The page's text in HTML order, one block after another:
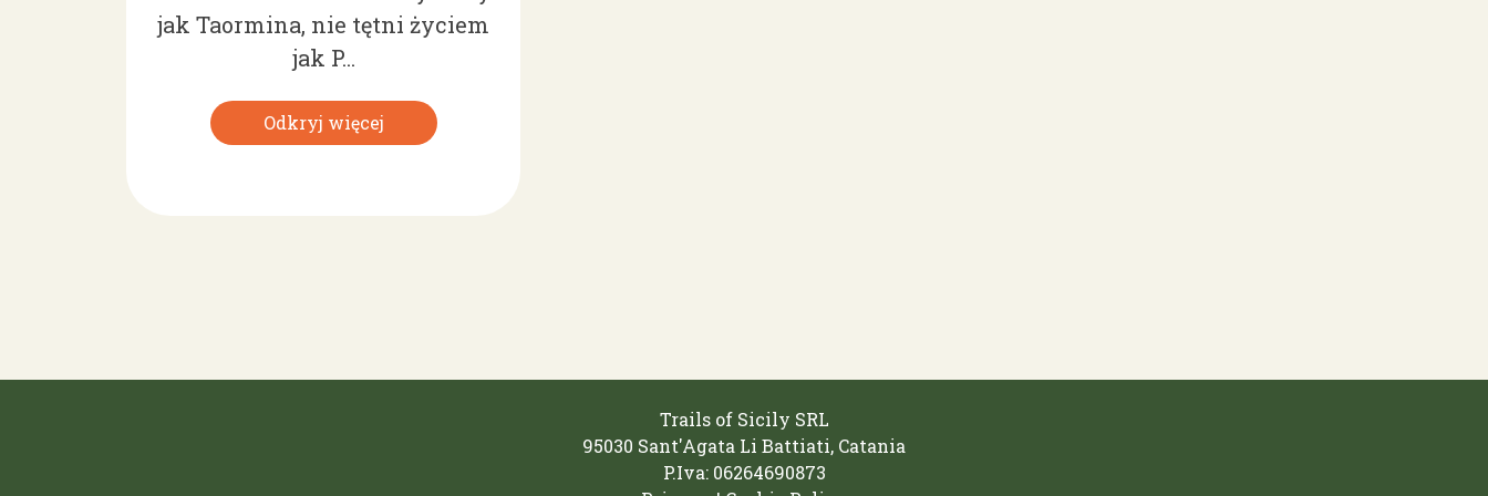
jak Taormina, nie tętni życiem
jak P...
Odkryj więcej
Trails of Sicily SRL
95030 Sant'Agata Li Battiati, Catania
P.Iva: 06264690873‬